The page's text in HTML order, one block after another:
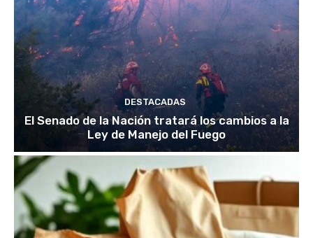
DESTACADAS
El Senado de la Nación tratará los cambios a la
Ley de Manejo del Fuego